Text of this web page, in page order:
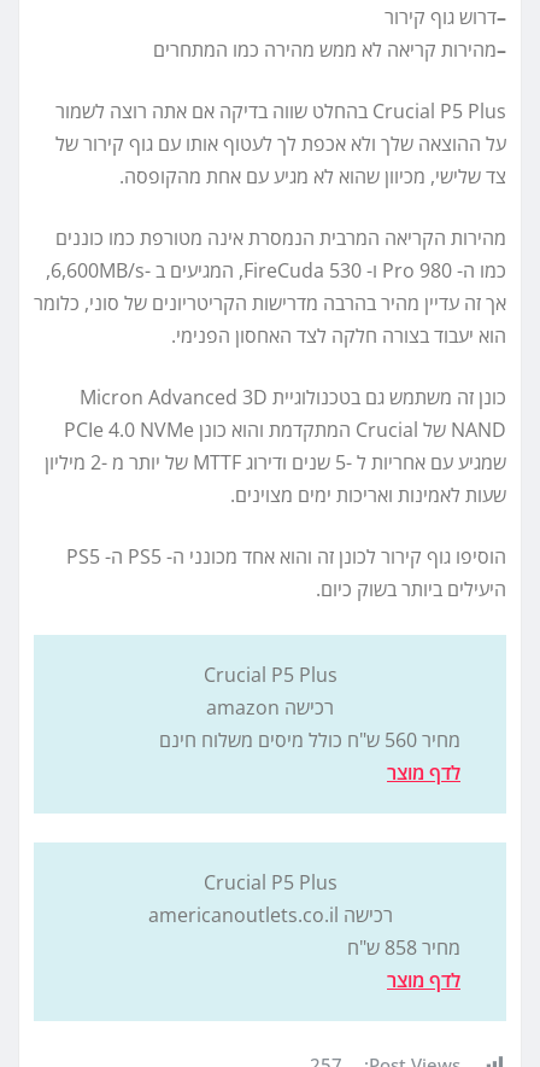
–דרוש גוף קירור
–מהירות קריאה לא ממש מהירה כמו המתחרים
Crucial P5 Plus בהחלט שווה בדיקה אם אתה רוצה לשמור
על ההוצאה שלך ולא אכפת לך לעטוף אותו עם גוף קירור של
צד שלישי, מכיוון שהוא לא מגיע עם אחת מהקופסה.
מהירות הקריאה המרבית הנמסרת אינה מטורפת כמו כוננים
כמו ה- 980 Pro ו- FireCuda 530, המגיעים ב -6,600MB/s,
אך זה עדיין מהיר בהרבה מדרישות הקריטריונים של סוני, כלומר
הוא יעבוד בצורה חלקה לצד האחסון הפנימי.
כונן זה משתמש גם בטכנולוגיית Micron Advanced 3D
NAND של Crucial המתקדמת והוא כונן PCIe 4.0 NVMe
שמגיע עם אחריות ל -5 שנים ודירוג MTTF של יותר מ -2 מיליון
שעות לאמינות ואריכות ימים מצוינים.
הוסיפו גוף קירור לכונן זה והוא אחד מכונני ה- PS5 ה- PS5
היעילים ביותר בשוק כיום.
Crucial P5 Plus
רכישה amazon
מחיר 560
ש"ח כולל מיסים משלוח חינם
לדף מוצר
Crucial P5 Plus
רכישה americanoutlets.co.il
מחיר 858
ש"ח
לדף מוצר